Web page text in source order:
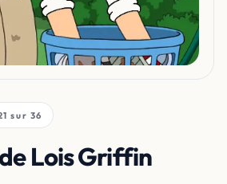
sur 36
Lois Griffin